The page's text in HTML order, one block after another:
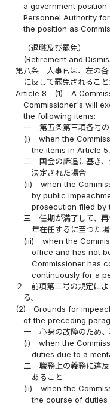
a government
Personnel Authority
the position as
（退職及び罷免）
(Retirement and
第八条
人事官は、左の
に反して罷免されること
Article 8
(1)
A
Commissioner's will
the following items:
一
第五条第三項各号
(i)
when the
the items in Article
二
国会の訴追に基き
決定された場合
(ii)
when the
by public
prosecution filed by
三
任期が満了して、
年在任するに至つた
(iii)
when the
office and has not
Commissioner has
continuously for a
２
前項第二号の規定に
る。
(2)
Grounds for
of the preceding
一
心身の故障のため
(i)
when the
duties due to a
二
職務上の義務に違
あること
(ii)
when the
the course of duties